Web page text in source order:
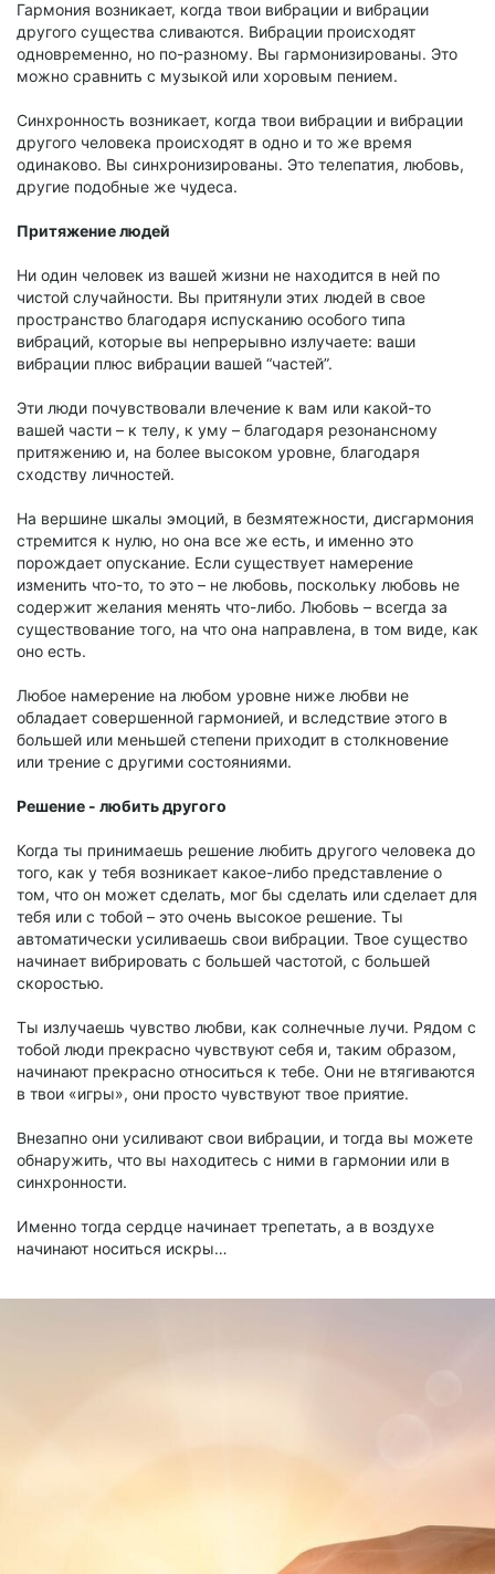
Гармония возникает, когда твои вибрации и вибрации
другого существа сливаются. Вибрации происходят
одновременно, но по-разному. Вы гармонизированы. Это
можно сравнить с музыкой или хоровым пением.
Синхронность возникает, когда твои вибрации и вибрации
другого человека происходят в одно и то же время
одинаково. Вы синхронизированы. Это телепатия, любовь,
другие подобные же чудеса.
Притяжение людей
Ни один человек из вашей жизни не находится в ней по
чистой случайности. Вы притянули этих людей в свое
пространство благодаря испусканию особого типа
вибраций, которые вы непрерывно излучаете: ваши
вибрации плюс вибрации вашей “частей”.
Эти люди почувствовали влечение к вам или какой-то
вашей части – к телу, к уму – благодаря резонансному
притяжению и, на более высоком уровне, благодаря
сходству личностей.
На вершине шкалы эмоций, в безмятежности, дисгармония
стремится к нулю, но она все же есть, и именно это
порождает опускание. Если существует намерение
изменить что-то, то это – не любовь, поскольку любовь не
содержит желания менять что-либо. Любовь – всегда за
существование того, на что она направлена, в том виде, как
оно есть.
Любое намерение на любом уровне ниже любви не
обладает совершенной гармонией, и вследствие этого в
большей или меньшей степени приходит в столкновение
или трение с другими состояниями.
Решение - любить другого
Когда ты принимаешь решение любить другого человека до
того, как у тебя возникает какое-либо представление о
том, что он может сделать, мог бы сделать или сделает для
тебя или с тобой – это очень высокое решение. Ты
автоматически усиливаешь свои вибрации. Твое существо
начинает вибрировать с большей частотой, с большей
скоростью.
Ты излучаешь чувство любви, как солнечные лучи. Рядом с
тобой люди прекрасно чувствуют себя и, таким образом,
начинают прекрасно относиться к тебе. Они не втягиваются
в твои «игры», они просто чувствуют твое приятие.
Внезапно они усиливают свои вибрации, и тогда вы можете
обнаружить, что вы находитесь с ними в гармонии или в
синхронности.
Именно тогда сердце начинает трепетать, а в воздухе
начинают носиться искры…